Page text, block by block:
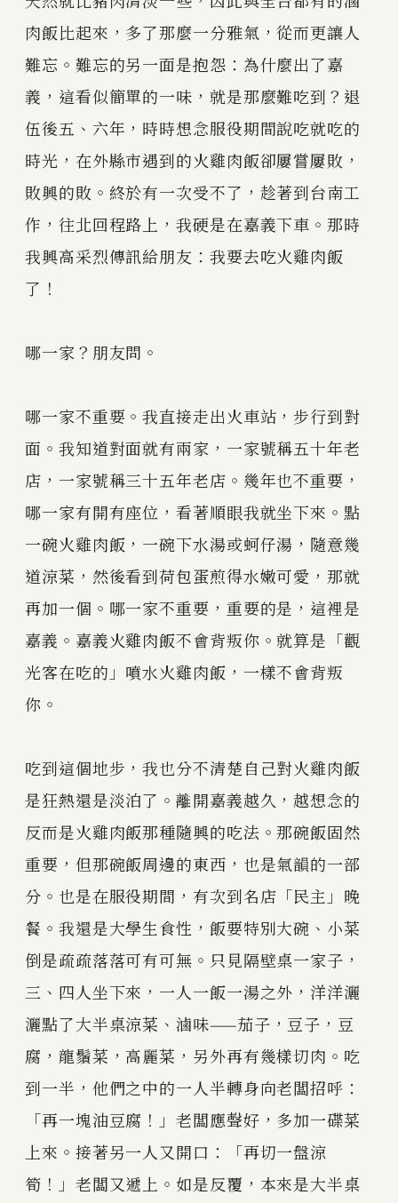
肉飯比起來，多了那麼一分雅氣，從而更讓人
難忘。難忘的另一面是抱怨：為什麼出了嘉
義，這看似簡單的一味，就是那麼難吃到？退
伍後五、六年，時時想念服役期間說吃就吃的
時光，在外縣市遇到的火雞肉飯卻屢嘗屢敗，
敗興的敗。終於有一次受不了，趁著到台南工
作，往北回程路上，我硬是在嘉義下車。那時
我興高采烈傳訊給朋友：我要去吃火雞肉飯
了！
哪一家？朋友問。
哪一家不重要。我直接走出火車站，步行到對
面。我知道對面就有兩家，一家號稱五十年老
店，一家號稱三十五年老店。幾年也不重要，
哪一家有開有座位，看著順眼我就坐下來。點
一碗火雞肉飯，一碗下水湯或蚵仔湯，隨意幾
道涼菜，然後看到荷包蛋煎得水嫩可愛，那就
再加一個。哪一家不重要，重要的是，這裡是
嘉義。嘉義火雞肉飯不會背叛你。就算是「觀
光客在吃的」噴水火雞肉飯，一樣不會背叛
你。
吃到這個地步，我也分不清楚自己對火雞肉飯
是狂熱還是淡泊了。離開嘉義越久，越想念的
反而是火雞肉飯那種隨興的吃法。那碗飯固然
重要，但那碗飯周邊的東西，也是氣韻的一部
分。也是在服役期間，有次到名店「民主」晚
餐。我還是大學生食性，飯要特別大碗、小菜
倒是疏疏落落可有可無。只見隔壁桌一家子，
三、四人坐下來，一人一飯一湯之外，洋洋灑
灑點了大半桌涼菜、滷味——茄子，豆子，豆
腐，龍鬚菜，高麗菜，另外再有幾樣切肉。吃
到一半，他們之中的一人半轉身向老闆招呼：
「再一塊油豆腐！」老闆應聲好，多加一碟菜
上來。接著另一人又開口：「再切一盤涼
筍！」老闆又遞上。如是反覆，本來是大半桌